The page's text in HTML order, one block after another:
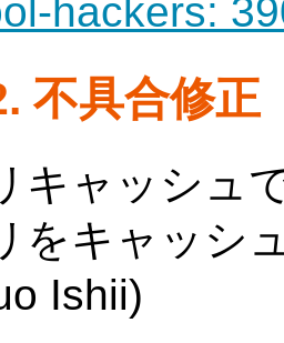
hackers:
不具合修正
キャッシュ
をキャッシ
Ishii)